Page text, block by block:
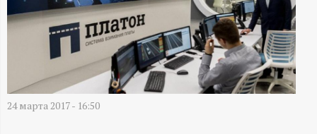
М
Й
Д
24 марта 2017 - 16:50